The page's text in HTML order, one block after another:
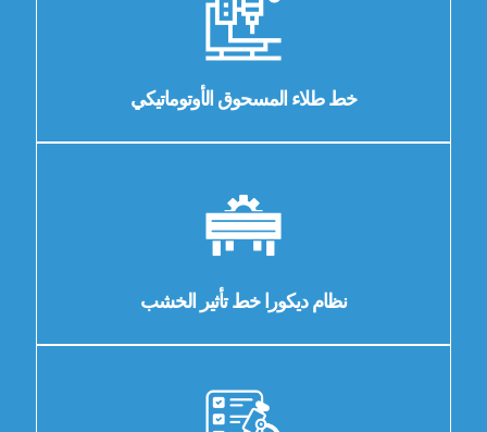
خط طلاء المسحوق الأوتوماتيكي
نظام ديكورا خط تأثير الخشب